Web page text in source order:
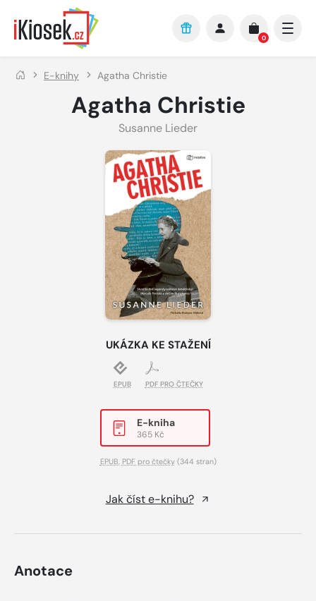
Přejít na hlavní obsah
0
E-knihy Agatha Christie
Agatha Christie
Susanne Lieder
UKÁZKA KE STAŽENÍ
EPUB PDF PRO ČTEČKY
E-kniha
365 Kč
EPUB, PDF pro čtečky(344 stran)
Jak číst e-knihu?
Anotace